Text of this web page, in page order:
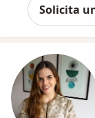
Solicita